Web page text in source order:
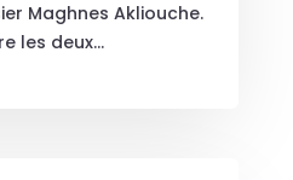
Maghnes Akliouche.
les deux...